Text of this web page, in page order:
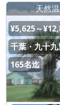
天然
¥5,625～
千葉・九十九
165名迄